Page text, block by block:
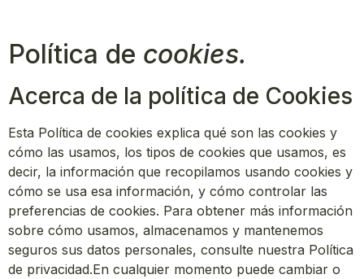
Política de cookies.
Acerca de la política de Cookies
Esta Política de cookies explica qué son las cookies y
cómo las usamos, los tipos de cookies que usamos, es
decir, la información que recopilamos usando cookies y
cómo se usa esa información, y cómo controlar las
preferencias de cookies. Para obtener más información
sobre cómo usamos, almacenamos y mantenemos
seguros sus datos personales, consulte nuestra Política
de privacidad.En cualquier momento puede cambiar o